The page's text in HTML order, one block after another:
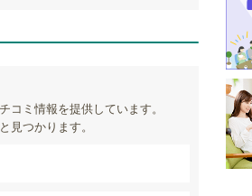
ミ情報を提供しています。
つかります。